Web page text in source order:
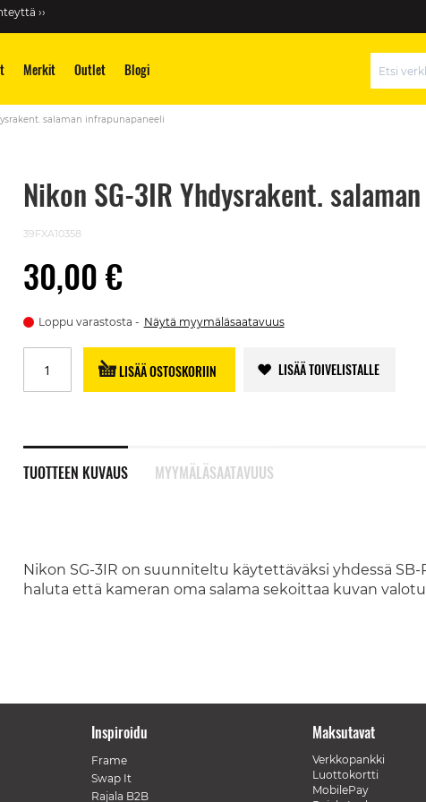
››
Merkit Outlet Blogi
salaman infrapunapaneeli
Nikon SG-3IR Yhdysrakent.
39FXA10358
30,00 €
Loppu varastosta Näytä myymäläsaatavuus
LISÄÄ OSTOSKORIIN LISÄÄ TOIVELISTALLE
TUOTTEEN KUVAUS
Nikon SG-3IR on suunniteltu käytettäväksi yhdessä
haluta että kameran oma salama sekoittaa kuvan
MYYMÄLÄSAATAVUUS
Inspiroidu
Frame
Swap It
Rajala B2B
Maksutavat
Verkkopankki
Luottokortti
MobilePay